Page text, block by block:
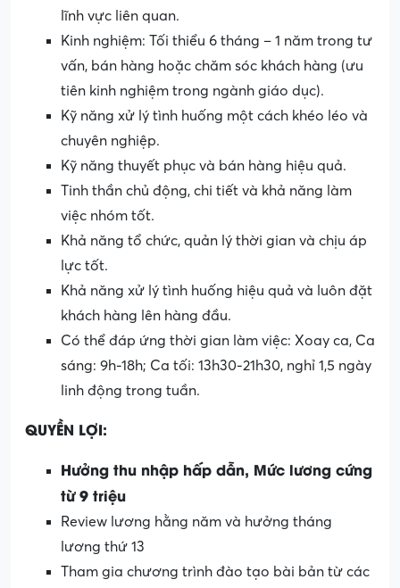
lĩnh vực liên quan.
Kinh nghiệm: Tối thiểu 6 tháng – 1 năm trong tư
vấn, bán hàng hoặc chăm sóc khách hàng (ưu
tiên kinh nghiệm trong ngành giáo dục).
Kỹ năng xử lý tình huống một cách khéo léo và
chuyên nghiệp.
Kỹ năng thuyết phục và bán hàng hiệu quả.
Tinh thần chủ động, chi tiết và khả năng làm
việc nhóm tốt.
Khả năng tổ chức, quản lý thời gian và chịu áp
lực tốt.
Khả năng xử lý tình huống hiệu quả và luôn đặt
khách hàng lên hàng đầu.
Có thể đáp ứng thời gian làm việc: Xoay ca, Ca
sáng: 9h-18h; Ca tối: 13h30-21h30, nghỉ 1,5 ngày
linh động trong tuần.
QUYỀN LỢI:
Hưởng thu nhập hấp dẫn, Mức lương cứng
từ 9 triệu
Review lương hằng năm và hưởng tháng
lương thứ 13
Tham gia chương trình đào tạo bài bản từ các